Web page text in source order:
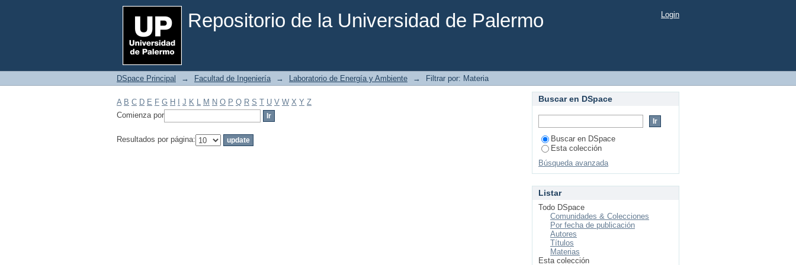
Repositorio de la Universidad de Palermo
Filtrar por: Materia Login
DSpace Principal → Facultad de Ingeniería → Laboratorio de Energía y Ambiente → Filtrar por: Materia
A B C D E F G H J K L M N O P Q R S T U V W X Y Z
Comienza por
Resultados por página:
Buscar en DSpace
Buscar en DSpace
Esta colección
Búsqueda avanzada
Listar
Todo DSpace
Comunidades & Colecciones
Por fecha de publicación
Autores
Títulos
Materias
Esta colección